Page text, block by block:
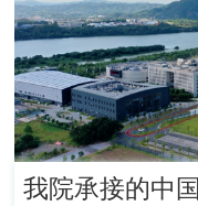
我院承接的中